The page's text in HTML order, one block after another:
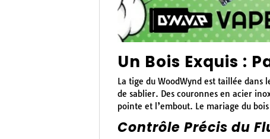
Un Bois Exquis :
La tige du WoodWynd est taillée
de sablier. Des couronnes en acier
pointe et l’embout. Le mariage du
Contrôle Précis du